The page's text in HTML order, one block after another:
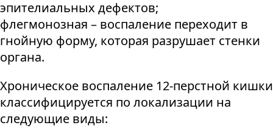
эпителиальных дефектов;
флегмонозная – воспаление переходит в
гнойную форму, которая разрушает стенки
органа.
Хроническое воспаление 12-перстной кишки
классифицируется по локализации на
следующие виды: